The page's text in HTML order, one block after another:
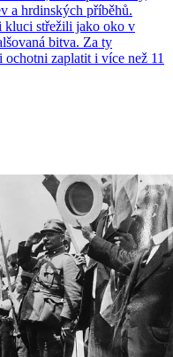
a hrdinských příběhů.
kluci střežili jako oko v
bitva. Za ty
zaplatit i více než 11